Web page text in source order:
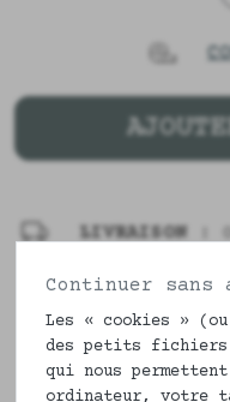
LIVRAISON :
DESCRIPTION
Le boxer
noir et de
Continuer sans
Les « cookies »
des petits
qui nous
ordinateur, votre